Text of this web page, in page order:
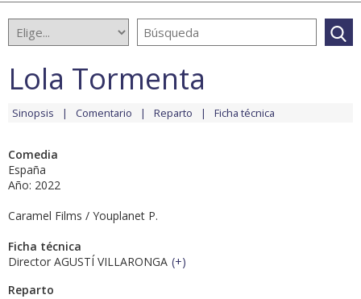
Lola Tormenta
Sinopsis Comentario Reparto Ficha técnica
Comedia
España
Año: 2022
Caramel Films / Youplanet P.
Ficha técnica
Director AGUSTÍ VILLARONGA (+)
Reparto